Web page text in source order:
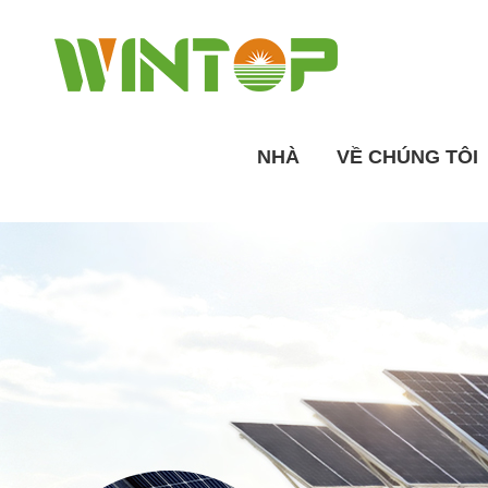
NHÀ VỀ CHÚNG TÔI